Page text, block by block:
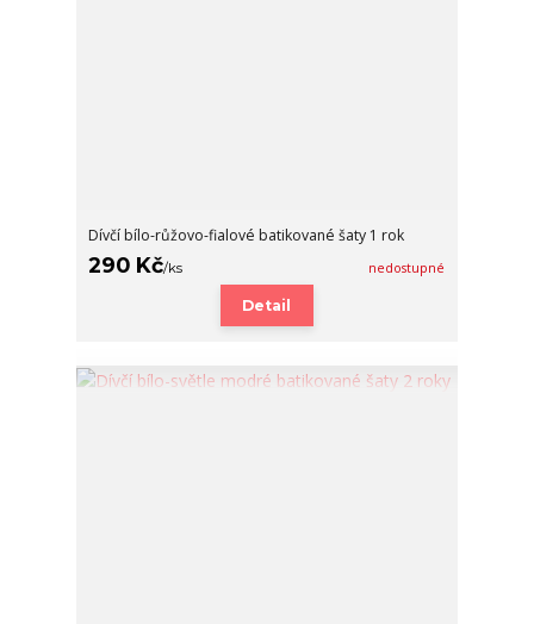
Dívčí bílo-růžovo-fialové batikované šaty 1 rok
290 Kč/ks nedostupné
Detail